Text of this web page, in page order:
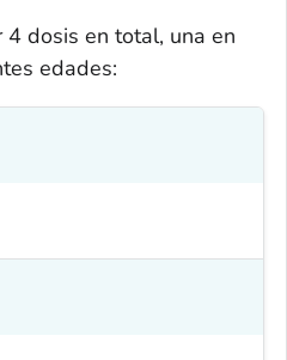
4 dosis en total, una en
edades: